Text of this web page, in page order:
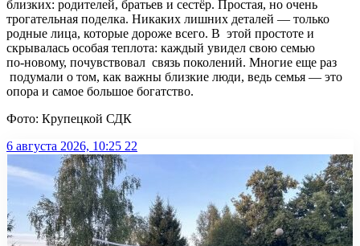
близких: родителей, братьев и сестёр. Простая, но очень
трогательная поделка. Никаких лишних деталей — только
родные лица, которые дороже всего. В этой простоте и
скрывалась особая теплота: каждый увидел свою семью
по‑новому, почувствовал связь поколений. Многие еще раз
подумали о том, как важны близкие люди, ведь семья — это
опора и самое большое богатство.
Фото: Крупецкой СДК
6 августа 2026, 10:25 22